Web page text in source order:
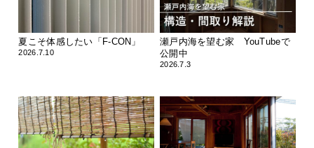
夏こそ体感したい「F-CON」
2026.7.10
瀬戸内海を望む家 YouTubeで
公開中
2026.7.3